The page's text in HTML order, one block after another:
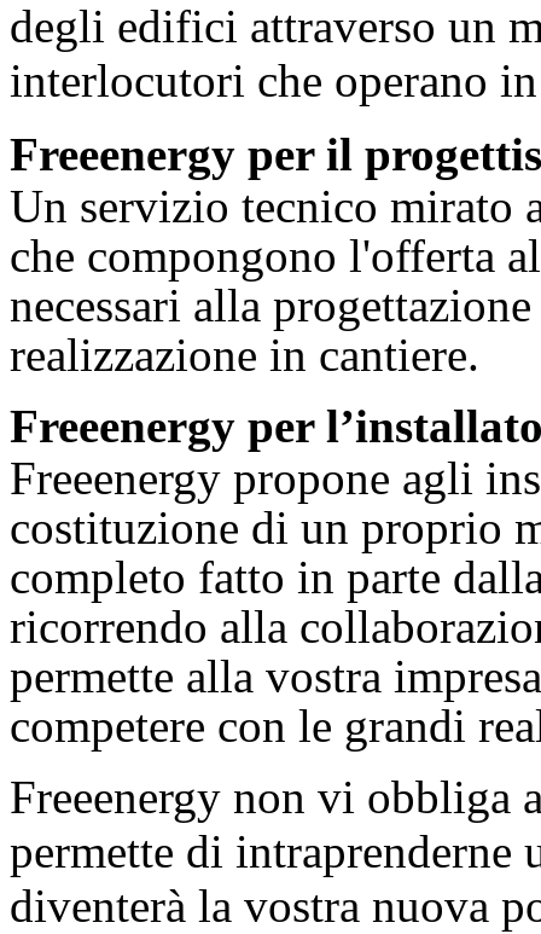
degli edifici attraverso un
interlocutori che operano
Freeenergy per il
Un servizio tecnico mirato
che compongono l'offerta
necessari alla
realizzazione in cantiere.
Freeenergy per
Freeenergy propone agli
costituzione di un proprio
completo fatto in parte
ricorrendo alla
permette alla vostra
competere con le grandi
Freeenergy non vi obbliga
permette di intraprenderne
diventerà la vostra nuova